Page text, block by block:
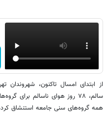
همه گروه‌های سنی جامعه استنشاق